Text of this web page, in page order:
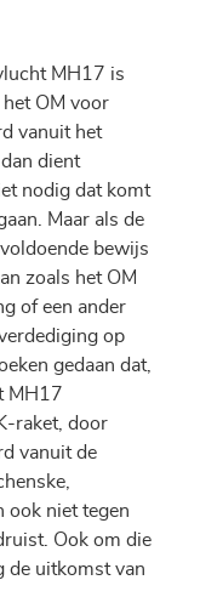
MH17 is
OM voor
vanuit het
dient
nodig dat komt
Maar als de
bewijs
zoals het OM
of een ander
op
gedaan dat,
MH17
raket, door
vanuit de
ook niet tegen
Ook om die
de uitkomst van